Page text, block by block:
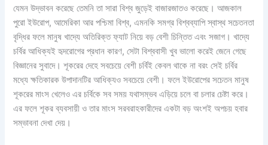
যেমন উদ্ভাবন করেছে তেমনি তা সারা বিশ্ব জুড়েই বাজারজাতও করেছে। আজকাল
পুরো ইউরোপ, আমেরিকা আর পশ্চিমা বিশ্ব, এমনকি সমগ্র বিশ্বব্যাপি স্বাস্থ সচেতনতা
বৃদ্ধির ফলে মানুষ খাদ্যে অতিরিক্ত ফ্যাট নিয়ে বড় বেশী চিন্তিত এবং সজাগ। খাদ্যে
চর্বির আধিক্যই হৃদরোগের প্রধান কারণ, সেটা বিশ্ববাসী খুব ভালো করেই জেনে গেছে
বিজ্ঞানের সুবাদে। শূকরের দেহে সবচেয়ে বেশী চর্বিই কেবল থাকে না বরং সেই চর্বির
মধ্যে ক্ষতিকারক উপাদানটির আধিক্যও সবচেয়ে বেশী। ফলে ইউরোপের সচেতন মানুষ
শূকরের মাংস খেলেও এর চর্বিকে সব সময় যথাসম্ভব এড়িয়ে চলে বা চলার চেষ্টা করে।
এর ফলে শূকর ব্যবসায়ী ও তার মাংস সরবরাহকারীদের একটা বড় অংশই অপচয় হবার
সম্ভাবনা দেখা দেয়।